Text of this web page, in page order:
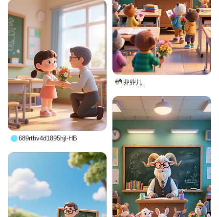
丱丱儿
689rthv4d1895hjl-HB